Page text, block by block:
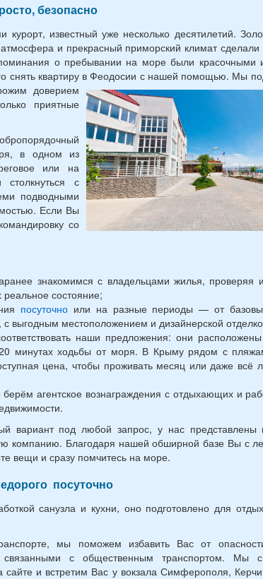
безопасно
известный уже несколько десятилетий.
и прекрасный приморский климат
о пребывании на море были красочными
снять квартиру в Феодосии с нашей помощью. Мы
доверием
приятные
в одном из
или на
с
подводными
Если Вы
со
знакомимся с владельцами жилья, проверяя
состояние;
посуточноили на разные периоды — от
выгодным местоположением и дизайнерской
наши предложения: они
минутах ходьбы от моря. В Крыму рядом с
цена, чтобы проживать месяц или даже всё
агентское вознаграждения с отдыхающих и
вариант под любой запрос, у нас
компанию. Благодаря нашей обширной базе Вы с
вещи и сразу помчитесь на море.
посуточно
санузла и кухни, оно подготовлено для
мы поможем избавить Вас от
связанными с общественным транспортом. Мы с
и встретим Вас у вокзала Симферополя,